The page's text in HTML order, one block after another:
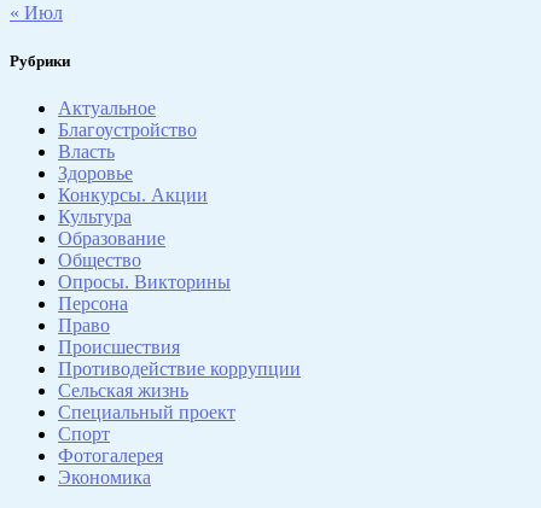
« Июл
Рубрики
Актуальное
Благоустройство
Власть
Здоровье
Конкурсы. Акции
Культура
Образование
Общество
Опросы. Викторины
Персона
Право
Происшествия
Противодействие коррупции
Сельская жизнь
Специальный проект
Спорт
Фотогалерея
Экономика